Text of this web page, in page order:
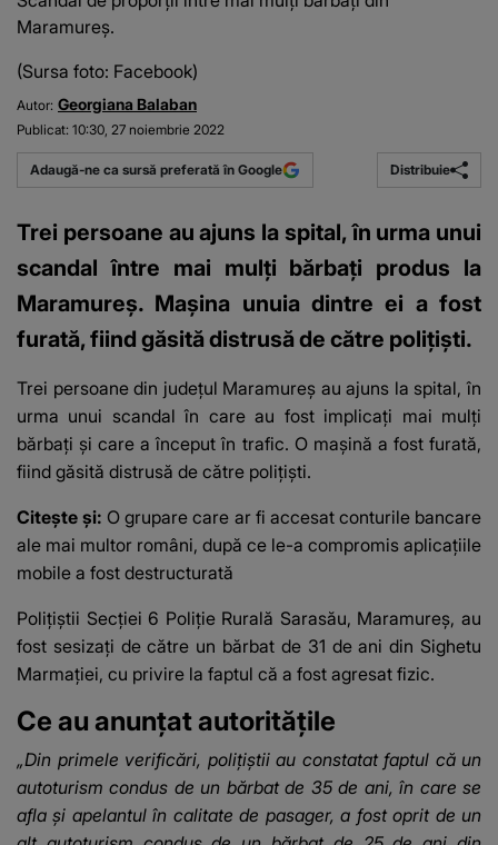
Maramureș.
(Sursa foto: Facebook)
Autor: Georgiana Balaban
Publicat: 10:30, 27 noiembrie 2022
Adaugă-ne ca sursă preferată în Google Distribuie
Trei persoane au ajuns la spital, în urma unui
scandal între mai mulţi bărbaţi produs la
Maramureș. Maşina unuia dintre ei a fost
furată, fiind găsită distrusă de către poliţişti.
Trei persoane din judeţul Maramureş au ajuns la spital, în
urma unui scandal în care au fost implicaţi mai mulţi
bărbați şi care a început în trafic. O maşină a fost furată,
fiind găsită distrusă de către polițiști.
Citește și: O grupare care ar fi accesat conturile bancare
ale mai multor români, după ce le-a compromis aplicațiile
mobile a fost destructurată
Polițiștii Secției 6 Poliţie Rurală Sarasău, Maramureş, au
fost sesizaţi de către un bărbat de 31 de ani din Sighetu
Marmaţiei, cu privire la faptul că a fost agresat fizic.
Ce au anunțat autoritățile
„Din primele verificări, poliţiştii au constatat faptul că un
autoturism condus de un bărbat de 35 de ani, în care se
afla şi apelantul în calitate de pasager, a fost oprit de un